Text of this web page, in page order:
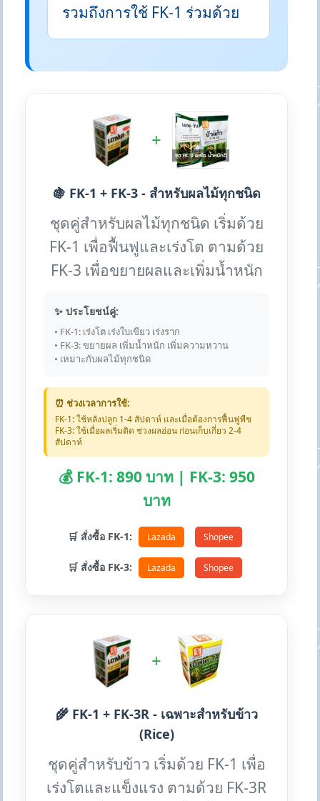
รวมถึงการใช้ FK-1 ร่วมด้วย
+
🍇 FK-1 + FK-3 - สำหรับผลไม้ทุกชนิด
ชุดคู่สำหรับผลไม้ทุกชนิด เริ่มด้วย
FK-1 เพื่อฟื้นฟูและเร่งโต ตามด้วย
FK-3 เพื่อขยายผลและเพิ่มน้ำหนัก
✨ ประโยชน์คู่:
• FK-1: เร่งโต เร่งใบเขียว เร่งราก
• FK-3: ขยายผล เพิ่มน้ำหนัก เพิ่มความหวาน
• เหมาะกับผลไม้ทุกชนิด
⏰ ช่วงเวลาการใช้:
FK-1: ใช้หลังปลูก 1-4 สัปดาห์ และเมื่อต้องการฟื้นฟูพืช
FK-3: ใช้เมื่อผลเริ่มติด ช่วงผลอ่อน ก่อนเก็บเกี่ยว 2-4
สัปดาห์
💰 FK-1: 890 บาท | FK-3: 950
บาท
🛒 สั่งซื้อ FK-1: Lazada Shopee
🛒 สั่งซื้อ FK-3: Lazada Shopee
+
🌾 FK-1 + FK-3R - เฉพาะสำหรับข้าว
(Rice)
ชุดคู่สำหรับข้าว เริ่มด้วย FK-1 เพื่อ
เร่งโตและแข็งแรง ตามด้วย FK-3R